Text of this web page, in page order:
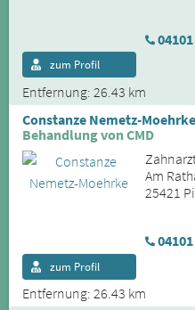
Entfernung: 26.43 km
zum Profil
Constanze Nemetz-Moehrke
Behandlung von CMD
Am
25421
Entfernung: 26.43 km
zum Profil